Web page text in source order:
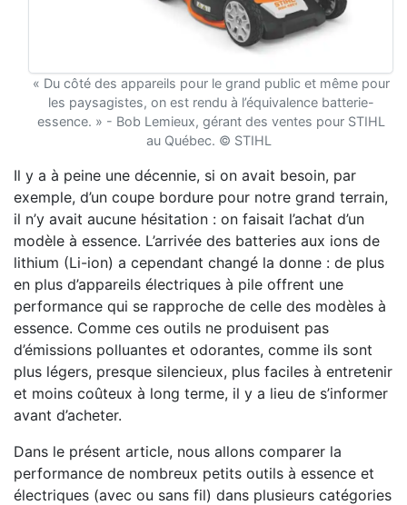
« Du côté des appareils pour le grand public et même pour
les paysagistes, on est rendu à l’équivalence batterie-
essence. » - Bob Lemieux, gérant des ventes pour STIHL
au Québec. © STIHL
Il y a à peine une décennie, si on avait besoin, par
exemple, d’un coupe bordure pour notre grand terrain,
il n’y avait aucune hésitation : on faisait l’achat d’un
modèle à essence. L’arrivée des batteries aux ions de
lithium (Li-ion) a cependant changé la donne : de plus
en plus d’appareils électriques à pile offrent une
performance qui se rapproche de celle des modèles à
essence. Comme ces outils ne produisent pas
d’émissions polluantes et odorantes, comme ils sont
plus légers, presque silencieux, plus faciles à entretenir
et moins coûteux à long terme, il y a lieu de s’informer
avant d’acheter.
Dans le présent article, nous allons comparer la
performance de nombreux petits outils à essence et
électriques (avec ou sans fil) dans plusieurs catégories